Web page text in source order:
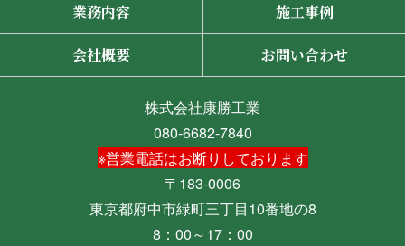
業務内容 施工事例
会社概要 お問い合わせ
株式会社康勝工業
080-6682-7840
※営業電話はお断りしております
〒183-0006
東京都府中市緑町三丁目10番地の8
8：00～17：00